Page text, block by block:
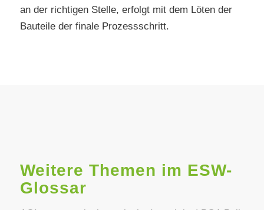
an der richtigen Stelle, erfolgt mit dem Löten der
Bauteile der finale Prozessschritt.
Weitere Themen im ESW-
Glossar